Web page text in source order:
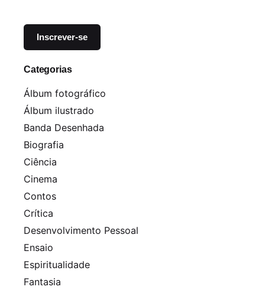
Categorias
Álbum fotográfico
Álbum ilustrado
Banda Desenhada
Biografia
Ciência
Cinema
Contos
Crítica
Desenvolvimento Pessoal
Ensaio
Espiritualidade
Fantasia